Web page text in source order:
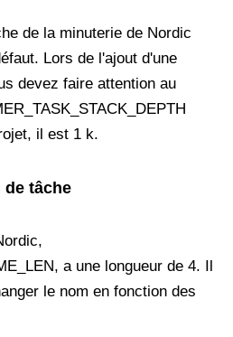
de la minuterie de Nordic
Lors de l'ajout d'une
devez faire attention au
il est 1 k.
de tâche
a une longueur de 4. Il
le nom en fonction des